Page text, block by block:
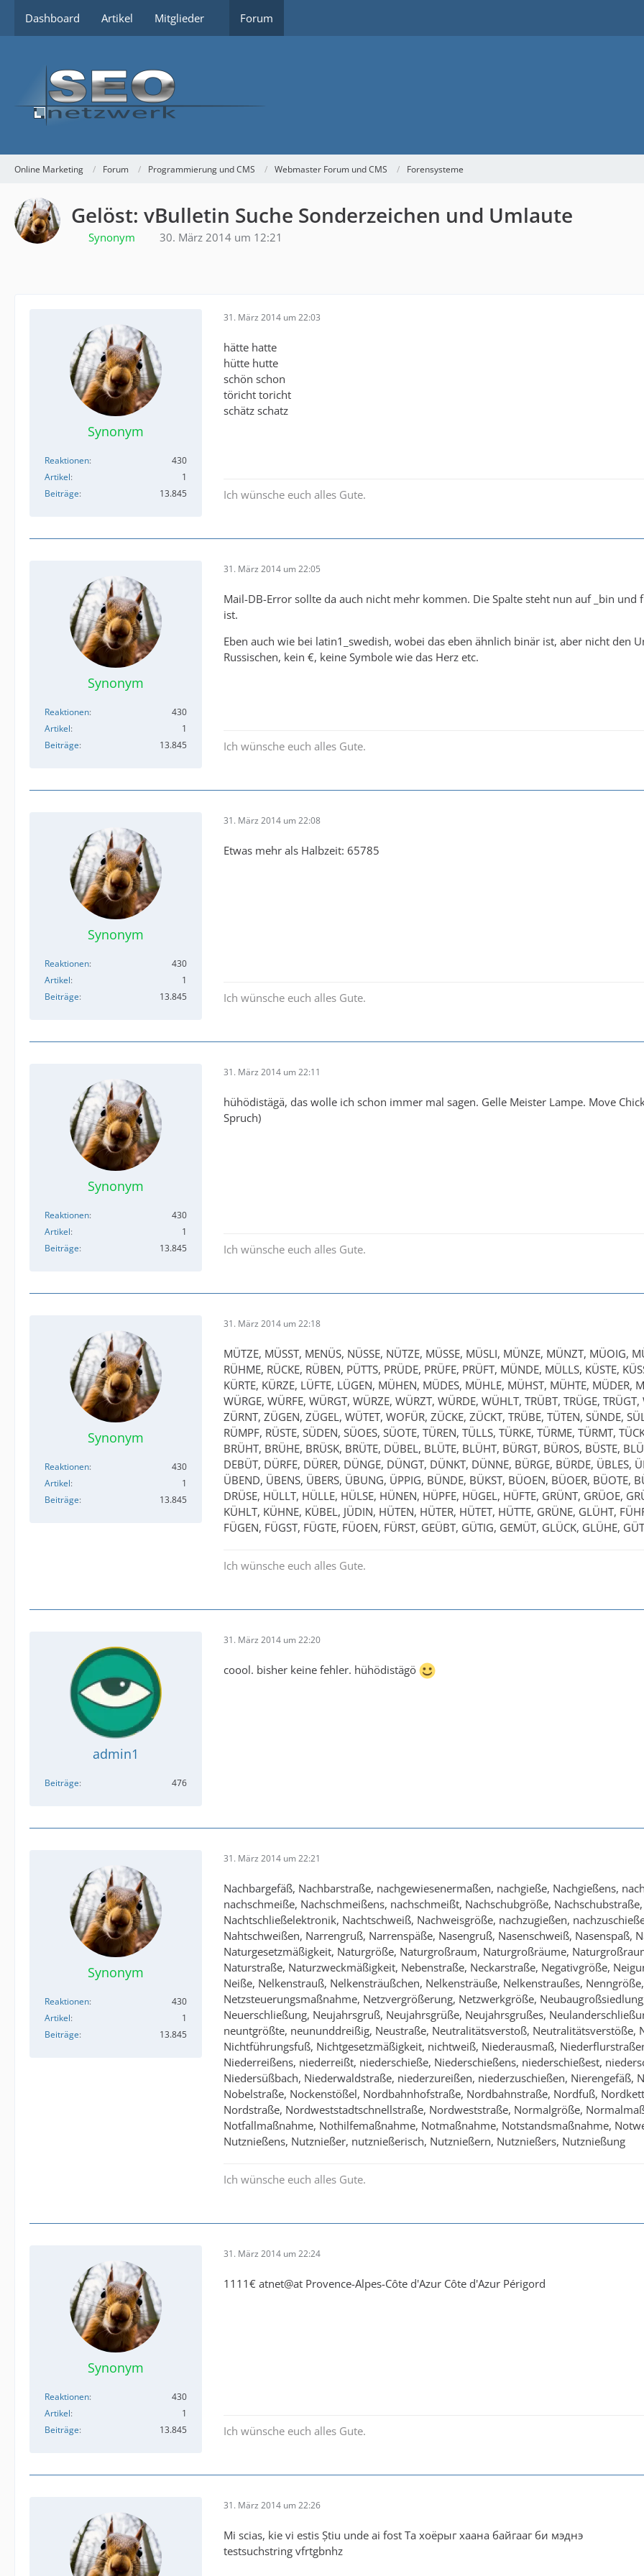
Dashboard Artikel Mitglieder Forum
Online Marketing Forum Programmierung und CMS Webmaster Forum und CMS Forensysteme
Gelöst: vBulletin Suche Sonderzeichen und Umlaute
Synonym 30. März 2014 um 12:21
Synonym
Reaktionen
430
Artikel
1
Beiträge
13.845
31. März 2014 um 22:03
hätte hatte
hütte hutte
schön schon
töricht toricht
schätz schatz
Ich wünsche euch alles Gute.
Synonym
Reaktionen
430
Artikel
1
Beiträge
13.845
31. März 2014 um 22:05
Mail-DB-Error sollte da auch nicht mehr kommen. Die Spalte steht nun auf _bin
ist.
Eben auch wie bei latin1_swedish, wobei das eben ähnlich binär ist, aber nicht den
Russischen, kein €, keine Symbole wie das Herz etc.
Ich wünsche euch alles Gute.
Synonym
Reaktionen
430
Artikel
1
Beiträge
13.845
31. März 2014 um 22:08
Etwas mehr als Halbzeit: 65785
Ich wünsche euch alles Gute.
Synonym
Reaktionen
430
Artikel
1
Beiträge
13.845
31. März 2014 um 22:11
hühödistägä, das wolle ich schon immer mal sagen. Gelle Meister Lampe. Move
Spruch)
Ich wünsche euch alles Gute.
Synonym
Reaktionen
430
Artikel
1
Beiträge
13.845
31. März 2014 um 22:18
MÜTZE, MÜSST, MENÜS, NÜSSE, NÜTZE, MÜSSE, MÜSLI, MÜNZE, MÜNZT, MÜOIG,
RÜHME, RÜCKE, RÜBEN, PÜTTS, PRÜDE, PRÜFE, PRÜFT, MÜNDE, MÜLLS, KÜSTE,
KÜRTE, KÜRZE, LÜFTE, LÜGEN, MÜHEN, MÜDES, MÜHLE, MÜHST, MÜHTE, MÜDER,
WÜRGE, WÜRFE, WÜRGT, WÜRZE, WÜRZT, WÜRDE, WÜHLT, TRÜBT, TRÜGE,
ZÜRNT, ZÜGEN, ZÜGEL, WÜTET, WOFÜR, ZÜCKE, ZÜCKT, TRÜBE, TÜTEN, SÜNDE,
RÜMPF, RÜSTE, SÜDEN, SÜOES, SÜOTE, TÜREN, TÜLLS, TÜRKE, TÜRME, TÜRMT,
BRÜHT, BRÜHE, BRÜSK, BRÜTE, DÜBEL, BLÜTE, BLÜHT, BÜRGT, BÜROS, BÜSTE,
DEBÜT, DÜRFE, DÜRER, DÜNGE, DÜNGT, DÜNKT, DÜNNE, BÜRGE, BÜRDE, ÜBLES,
ÜBEND, ÜBENS, ÜBERS, ÜBUNG, ÜPPIG, BÜNDE, BÜKST, BÜOEN, BÜOER, BÜOTE,
DRÜSE, HÜLLT, HÜLLE, HÜLSE, HÜNEN, HÜPFE, HÜGEL, HÜFTE, GRÜNT, GRÜOE,
KÜHLT, KÜHNE, KÜBEL, JÜDIN, HÜTEN, HÜTER, HÜTET, HÜTTE, GRÜNE, GLÜHT,
FÜGEN, FÜGST, FÜGTE, FÜOEN, FÜRST, GEÜBT, GÜTIG, GEMÜT, GLÜCK, GLÜHE,
Ich wünsche euch alles Gute.
admin1
Beiträge 476
31. März 2014 um 22:20
coool. bisher keine fehler. hühödistägö
Synonym
Reaktionen
430
Artikel
1
Beiträge
13.845
31. März 2014 um 22:21
Nachbargefäß, Nachbarstraße, nachgewiesenermaßen, nachgieße, Nachgießens,
nachschmeiße, Nachschmeißens, nachschmeißt, Nachschubgröße,
Nachtschließelektronik, Nachtschweiß, Nachweisgröße, nachzugießen,
Nahtschweißen, Narrengruß, Narrenspäße, Nasengruß, Nasenschweiß,
Naturgesetzmäßigkeit, Naturgröße, Naturgroßraum, Naturgroßräume,
Naturstraße, Naturzweckmäßigkeit, Nebenstraße, Neckarstraße, Negativgröße,
Neiße, Nelkenstrauß, Nelkensträußchen, Nelkensträuße, Nelkenstraußes,
Netzsteuerungsmaßnahme, Netzvergrößerung, Netzwerkgröße,
Neuerschließung, Neujahrsgruß, Neujahrsgrüße, Neujahrsgrußes,
neuntgrößte, neununddreißig, Neustraße, Neutralitätsverstoß,
Nichtführungsfuß, Nichtgesetzmäßigkeit, nichtweiß, Niederausmaß,
Niederreißens, niederreißt, niederschieße, Niederschießens, niederschießest,
Niedersüßbach, Niederwaldstraße, niederzureißen, niederzuschießen,
Nobelstraße, Nockenstößel, Nordbahnhofstraße, Nordbahnstraße, Nordfuß,
Nordstraße, Nordweststadtschnellstraße, Nordweststraße, Normalgröße,
Notfallmaßnahme, Nothilfemaßnahme, Notmaßnahme, Notstandsmaßnahme,
Nutznießens, Nutznießer, nutznießerisch, Nutznießern, Nutznießers, Nutznießung
Ich wünsche euch alles Gute.
Synonym
Reaktionen
430
Artikel
1
Beiträge
13.845
31. März 2014 um 22:24
1111€ atnet@at Provence-Alpes-Côte d'Azur Côte d'Azur Périgord
Ich wünsche euch alles Gute.
31. März 2014 um 22:26
Mi scias, kie vi estis Știu unde ai fost Та хоёрыг хаана байгааг би мэднэ
testsuchstring vfrtgbnhz